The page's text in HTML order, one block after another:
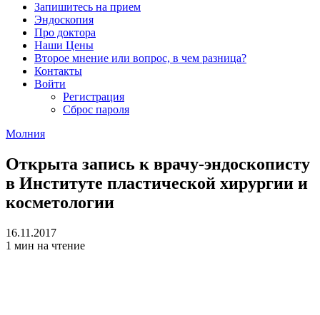
Запишитесь на прием
Эндоскопия
Про доктора
Наши Цены
Второе мнение или вопрос, в чем разница?
Контакты
Войти
Регистрация
Сброс пароля
Молния
Открыта запись к врачу-эндоскописту
в Институте пластической хирургии и
косметологии
16.11.2017
1 мин на чтение